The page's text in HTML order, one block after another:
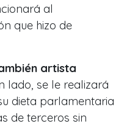
al
que hizo de
artista
lado, se le realizará
dieta parlamentaria
de terceros sin